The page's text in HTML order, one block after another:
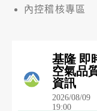
內控稽核專區